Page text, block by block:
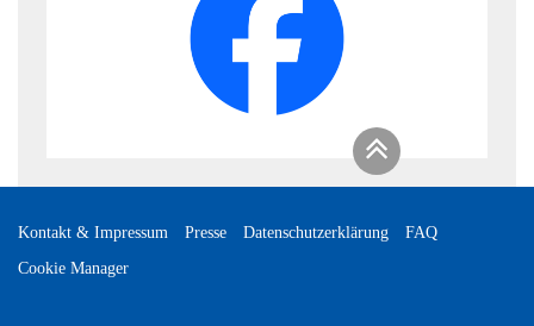
Kontakt & Impressum Presse Datenschutzerklärung
FAQ
Cookie Manager